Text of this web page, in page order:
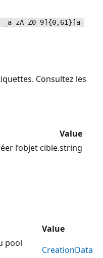
zA-Z0-9]{0,61}[a-
Consultez les
Value
l’objet cible.string
Value
pool
CreationData